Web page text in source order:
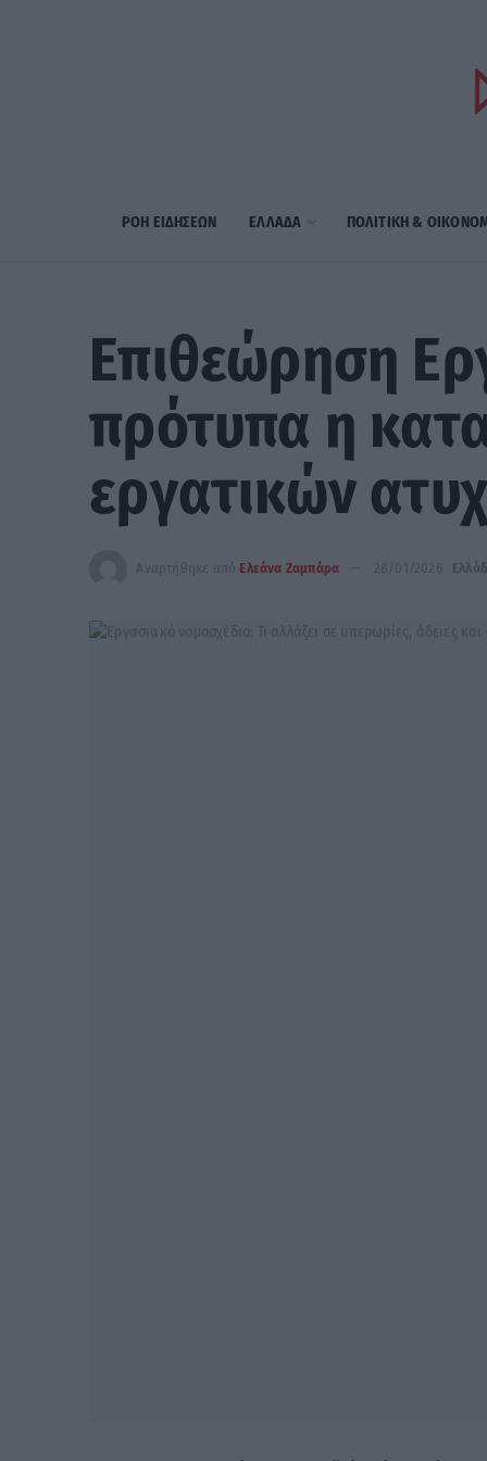
ΡΟΗ ΕΙΔΗΣΕΩΝ ΕΛΛΑΔΑ ΠΟΛΙΤΙΚΗ &
Επιθεώρηση
πρότυπα η
εργατικών
Αναρτήθηκε από Ελεάνα Ζαμπάρα 28/01/2026